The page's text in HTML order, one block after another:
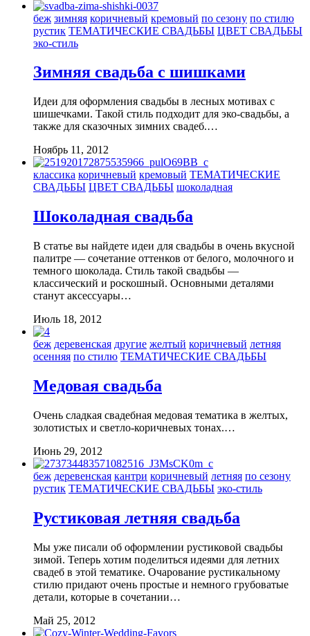
беж зимняя коричневый кремовый по сезону по стилю
рустик ТЕМАТИЧЕСКИЕ СВАДЬБЫ ЦВЕТ СВАДЬБЫ
эко-стиль
Зимняя свадьба с шишками
Идеи для оформления свадьбы в лесных мотивах с
шишечками. Такой стиль подходит для эко-свадьбы, а
также для сказочных зимних свадеб.…
Ноябрь 11, 2012
классика коричневый кремовый ТЕМАТИЧЕСКИЕ
СВАДЬБЫ ЦВЕТ СВАДЬБЫ шоколадная
Шоколадная свадьба
В статье вы найдете идеи для свадьбы в очень вкусной
палитре — сочетание оттенков от белого, молочного и
темного шоколада. Стиль такой свадьбы —
классический и роскошный. Основными деталями
станут аксессуары…
Июль 18, 2012
беж деревенская другие желтый коричневый летняя
осенняя по стилю ТЕМАТИЧЕСКИЕ СВАДЬБЫ
Медовая свадьба
Очень сладкая свадебная медовая тематика в желтых,
золотистых и светло-коричневых тонах.…
Июнь 29, 2012
беж деревенская кантри коричневый летняя по сезону
рустик ТЕМАТИЧЕСКИЕ СВАДЬБЫ эко-стиль
Рустиковая летняя свадьба
Мы уже писали об оформлении рустиковой свадьбы
зимой. Теперь хотим поделиться идеями для летних
свадеб в этой тематике. Очарование рустикальному
стилю придают очень простые и немного грубоватые
детали, которые в сочетании…
Май 25, 2012